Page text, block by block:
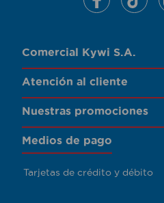
Comercial Kywi S.A.
Atención al cliente
Nuestras promociones
Medios de pago
Tarjetas de crédito y débito